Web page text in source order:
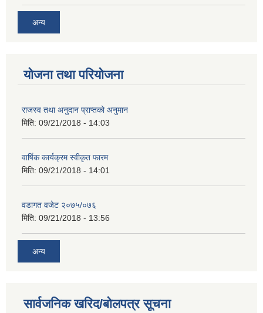
अन्य
योजना तथा परियोजना
राजस्व तथा अनुदान प्राप्तको अनुमान
मिति: 09/21/2018 - 14:03
वार्षिक कार्यक्रम स्वीकृत फारम
मिति: 09/21/2018 - 14:01
वडागत वजेट २०७५/०७६
मिति: 09/21/2018 - 13:56
अन्य
सार्वजनिक खरिद/बोलपत्र सूचना